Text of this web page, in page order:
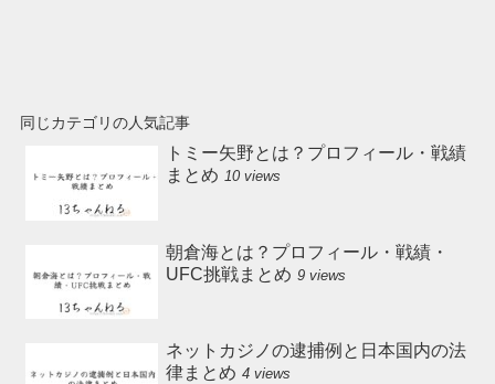
同じカテゴリの人気記事
トミー矢野とは？プロフィール・戦績
まとめ 10 views
朝倉海とは？プロフィール・戦績・
UFC挑戦まとめ 9 views
ネットカジノの逮捕例と日本国内の法
律まとめ 4 views